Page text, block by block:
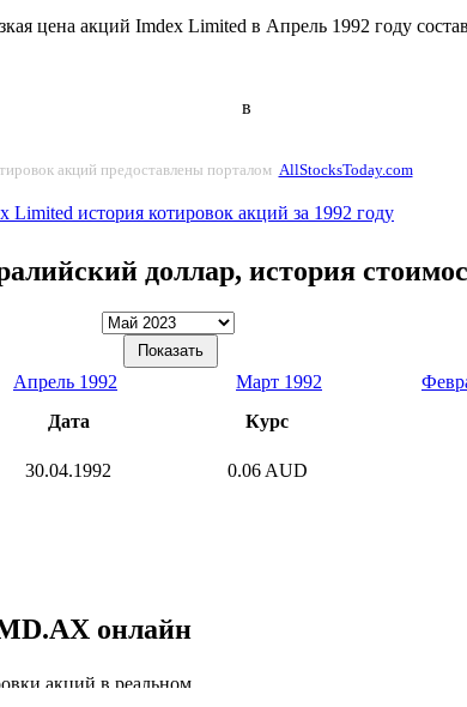
цена акций Imdex Limited в Апрель 1992 году
в
акций предоставлены порталом AllStocksToday.com
Limited история котировок акций за 1992 году
доллар, история
Апрель 1992 Март 1992
Дата
Курс
30.04.1992 0.06 AUD
онлайн
акций в реальном